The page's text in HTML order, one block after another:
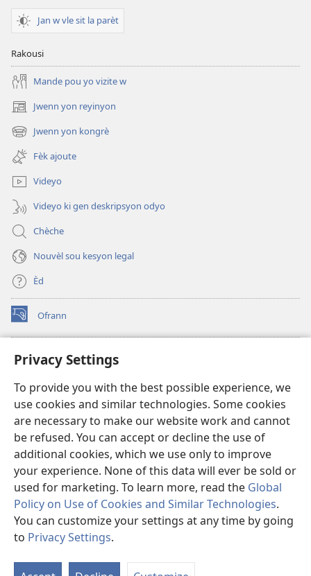
Privacy Settings
To provide you with the best possible experience, we
use cookies and similar technologies. Some cookies
are necessary to make our website work and cannot
be refused. You can accept or decline the use of
additional cookies, which we use only to improve
your experience. None of this data will ever be sold or
used for marketing. To learn more, read the Global
Policy on Use of Cookies and Similar Technologies.
You can customize your settings at any time by going
to Privacy Settings.
Jan w vle sit la parèt
Rakousi
Mande pou yo vizite w
Jwenn yon reyinyon
(opens
new
window)
Jwenn yon kongrè
(opens
new
window)
Fèk ajoute
Videyo
Videyo ki gen deskripsyon odyo
Chèche
Nouvèl sou kesyon legal
Èd
Ofrann
(opens
new
Bibliyotèk sou Entènèt
(opens
window)JW Hub
(opens
new
window)JW Library
Watchtower Library
Copyright© 2026 Watch Tower Bible and Tract Society of Pennsylvania.
RÈG POU W KA ITILIZE L|
PARAMÈT KONFIDANSYALITE